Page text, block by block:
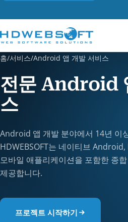
홈/서비스/Android 앱 개발 서비스
전문 Android
스
Android 앱 개발 분야에서 14년 이
HDWEBSOFT는 네이티브
모바일 애플리케이션을 포함한 종
제공합니다.
프로젝트 시작하기